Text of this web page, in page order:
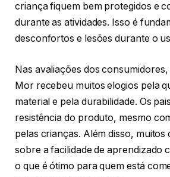
criança fiquem bem protegidos e
durante as atividades. Isso é
desconfortos e lesões durante o
Nas avaliações dos consumidores,
Mor recebeu muitos elogios pela
material e pela durabilidade. Os
resistência do produto, mesmo
pelas crianças. Além disso, muitos
sobre a facilidade de aprendizado
o que é ótimo para quem está